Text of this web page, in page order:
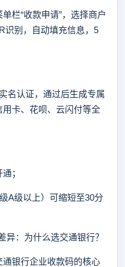
“收款申请”，选择商户
识别，自动填充信息，5
认证，通过后生成专属
卡、花呗、云闪付等全
；
级以上）可缩短至30分
：为什么选交通银行？
银行企业收款码的核心